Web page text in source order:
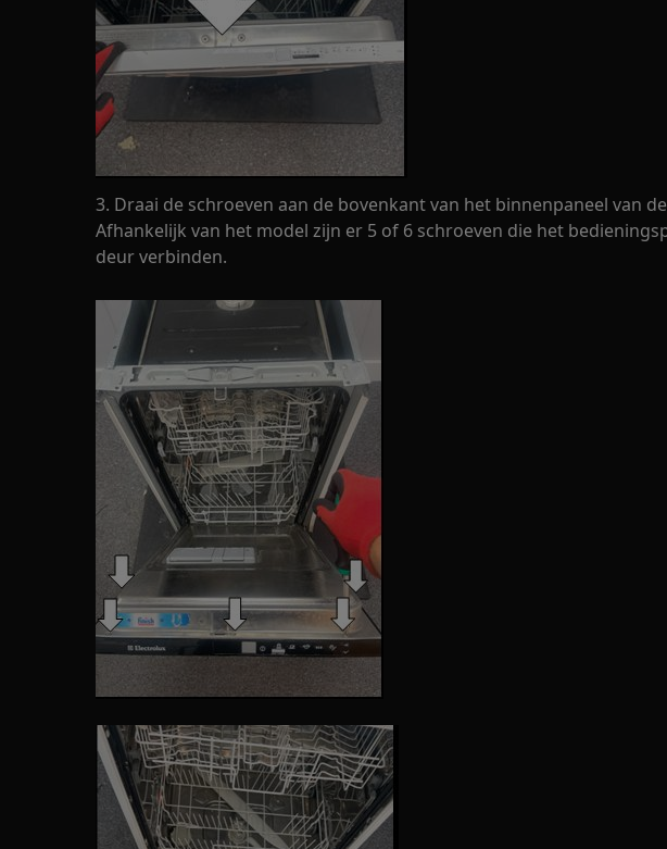
3. Draai de schroeven aan de bovenkant van het binnenpaneel van
Afhankelijk van het model zijn er 5 of 6 schroeven die het
deur verbinden.